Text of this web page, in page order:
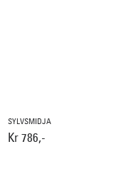
SYLVSMIDJA
Kr 786,-